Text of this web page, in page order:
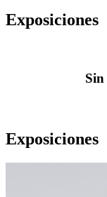
Exposiciones
Sin
Exposiciones